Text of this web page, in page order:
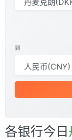
到
各银行今日